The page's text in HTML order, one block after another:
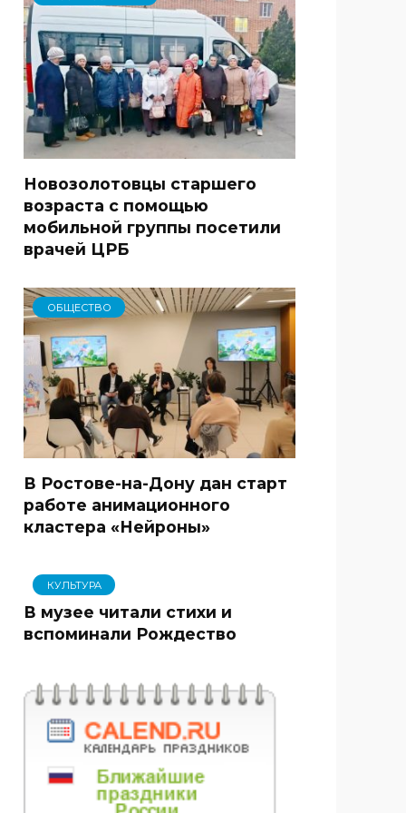
Новозолотовцы старшего
возраста с помощью
мобильной группы посетили
врачей ЦРБ
ОБЩЕСТВО
В Ростове-на-Дону дан старт
работе анимационного
кластера «Нейроны»
КУЛЬТУРА
В музее читали стихи и
вспоминали Рождество